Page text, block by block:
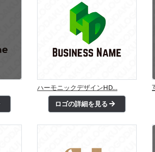
ハーモニックデザインHD…
ロゴの詳細を見る